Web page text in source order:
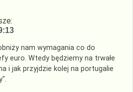
nam wymagania co do
euro. Wtedy będziemy na trwałe
i jak przyjdzie kolej na portugalie